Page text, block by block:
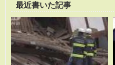
最近書いた記事